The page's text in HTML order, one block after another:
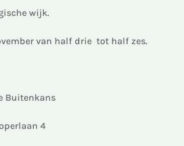
wijk.
van half drie tot half zes.
Buitenkans
4